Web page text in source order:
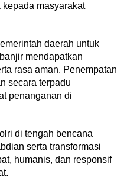
masyarakat
daerah untuk
mendapatkan
rasa aman. Penempatan
secara terpadu
penanganan di
di tengah bencana
serta transformasi
humanis, dan responsif